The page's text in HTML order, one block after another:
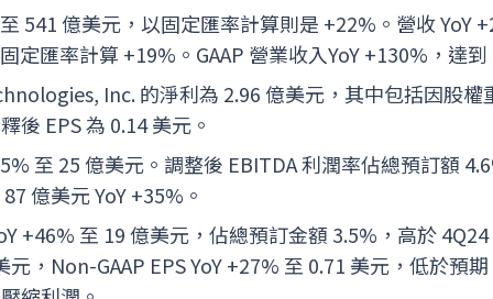
541 億美元，以固定匯率計算則是 +22%。營收 YoY
定匯率計算 +19%。GAAP 營業收入YoY +130%，達
Inc. 的淨利為 2.96 億美元，其中包括因股
後 EPS 為 0.14 美元。
至 25 億美元。調整後 EBITDA 利潤率佔總預訂額
億美元 YoY +35%。
+46% 至 19 億美元，佔總預訂金額 3.5%，高於
元，Non-GAAP EPS YoY +27% 至 0.71 美元，低於預